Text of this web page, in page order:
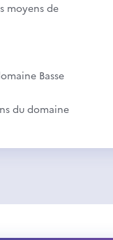
moyens de
Basse
du domaine